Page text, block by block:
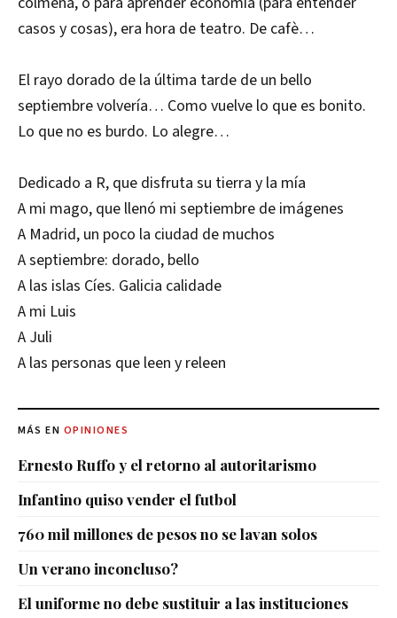
casos y cosas), era hora de teatro. De cafè…
El rayo dorado de la última tarde de un bello
septiembre volvería… Como vuelve lo que es bonito.
Lo que no es burdo. Lo alegre…
Dedicado a R, que disfruta su tierra y la mía
A mi mago, que llenó mi septiembre de imágenes
A Madrid, un poco la ciudad de muchos
A septiembre: dorado, bello
A las islas Cíes. Galicia calidade
A mi Luis
A Juli
A las personas que leen y releen
MÁS EN OPINIONES
Ernesto Ruffo y el retorno al autoritarismo
Infantino quiso vender el futbol
760 mil millones de pesos no se lavan solos
Un verano inconcluso?
El uniforme no debe sustituir a las instituciones